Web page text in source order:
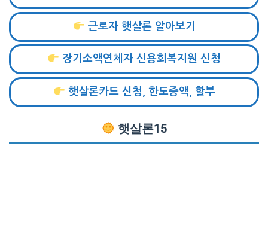
근로자 햇살론 알아보기
장기소액연체자 신용회복지원 신청
햇살론카드 신청, 한도증액, 할부
햇살론15